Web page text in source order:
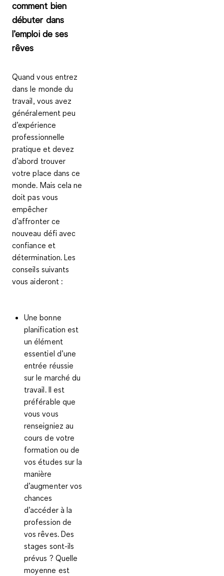
comment bien
débuter dans
l’emploi de ses
rêves
Quand vous entrez
dans le monde du
travail, vous avez
généralement peu
d’expérience
professionnelle
pratique et devez
d’abord trouver
votre place dans ce
monde. Mais cela ne
doit pas vous
empêcher
d’affronter ce
nouveau défi avec
confiance et
détermination. Les
conseils suivants
vous aideront :
Unebonne
planification est
un élément
essentiel d’une
entrée réussie
sur le marché du
travail. Il est
préférable que
vous vous
renseigniez au
cours de votre
formation ou de
vos études sur la
manière
d’augmenter vos
chances
d’accéder à la
profession de
vos rêves. Des
stages sont-ils
prévus ? Quelle
moyenne est